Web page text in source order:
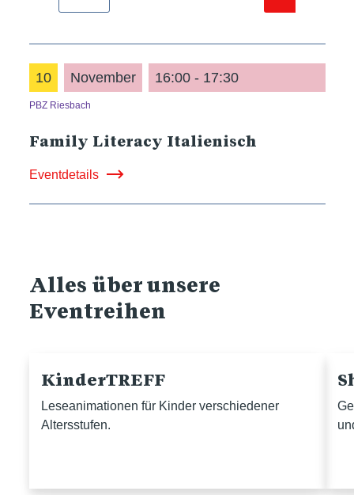
10 November 16:00 - 17:30
PBZ Riesbach
Family Literacy Italienisch
Eventdetails
Alles über unsere
Eventreihen
KinderTREFF
Leseanimationen für Kinder verschiedener
Altersstufen.